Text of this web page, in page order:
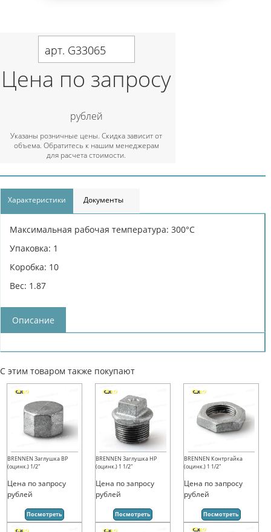
арт. G33065
Цена по запросу
рублей
Указаны розничные цены. Скидка зависит от
объема. Обратитесь к нашим менеджерам
для расчета стоимости.
Характеристики Документы
Максимальная рабочая температура: 300°С
Упаковка: 1
Коробка: 10
Вес: 1.87
Описание
С этим товаром также покупают
BRENNEN Заглушка ВР
(оцинк.) 1/2"
Цена по запросу
рублей
Посмотреть
BRENNEN Заглушка НР
(оцинк.) 1 1/2"
Цена по запросу
рублей
Посмотреть
BRENNEN Контргайка
(оцинк.) 1 1/2"
Цена по запросу
рублей
Посмотреть